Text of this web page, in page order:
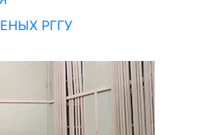
РГГУ